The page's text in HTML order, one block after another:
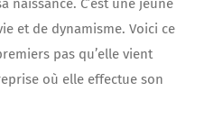
naissance. C’est une jeune
et de dynamisme. Voici ce
pas qu’elle vient
où elle effectue son